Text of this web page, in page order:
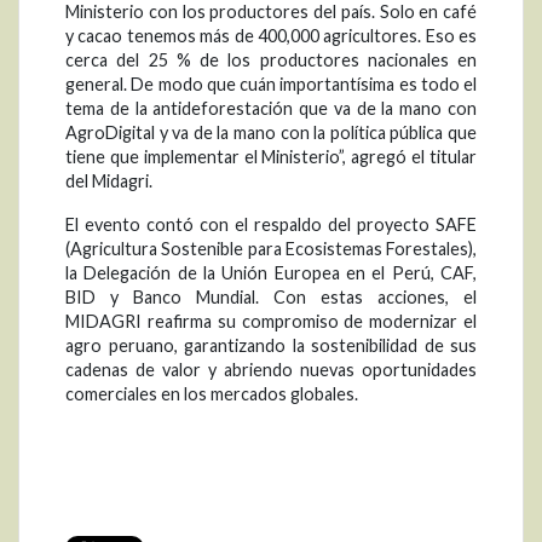
Ministerio con los productores del país. Solo en café
y cacao tenemos más de 400,000 agricultores. Eso es
cerca del 25 % de los productores nacionales en
general. De modo que cuán importantísima es todo el
tema de la antideforestación que va de la mano con
AgroDigital y va de la mano con la política pública que
tiene que implementar el Ministerio”, agregó el titular
del Midagri.
El evento contó con el respaldo del proyecto SAFE
(Agricultura Sostenible para Ecosistemas Forestales),
la Delegación de la Unión Europea en el Perú, CAF,
BID y Banco Mundial. Con estas acciones, el
MIDAGRI reafirma su compromiso de modernizar el
agro peruano, garantizando la sostenibilidad de sus
cadenas de valor y abriendo nuevas oportunidades
comerciales en los mercados globales.